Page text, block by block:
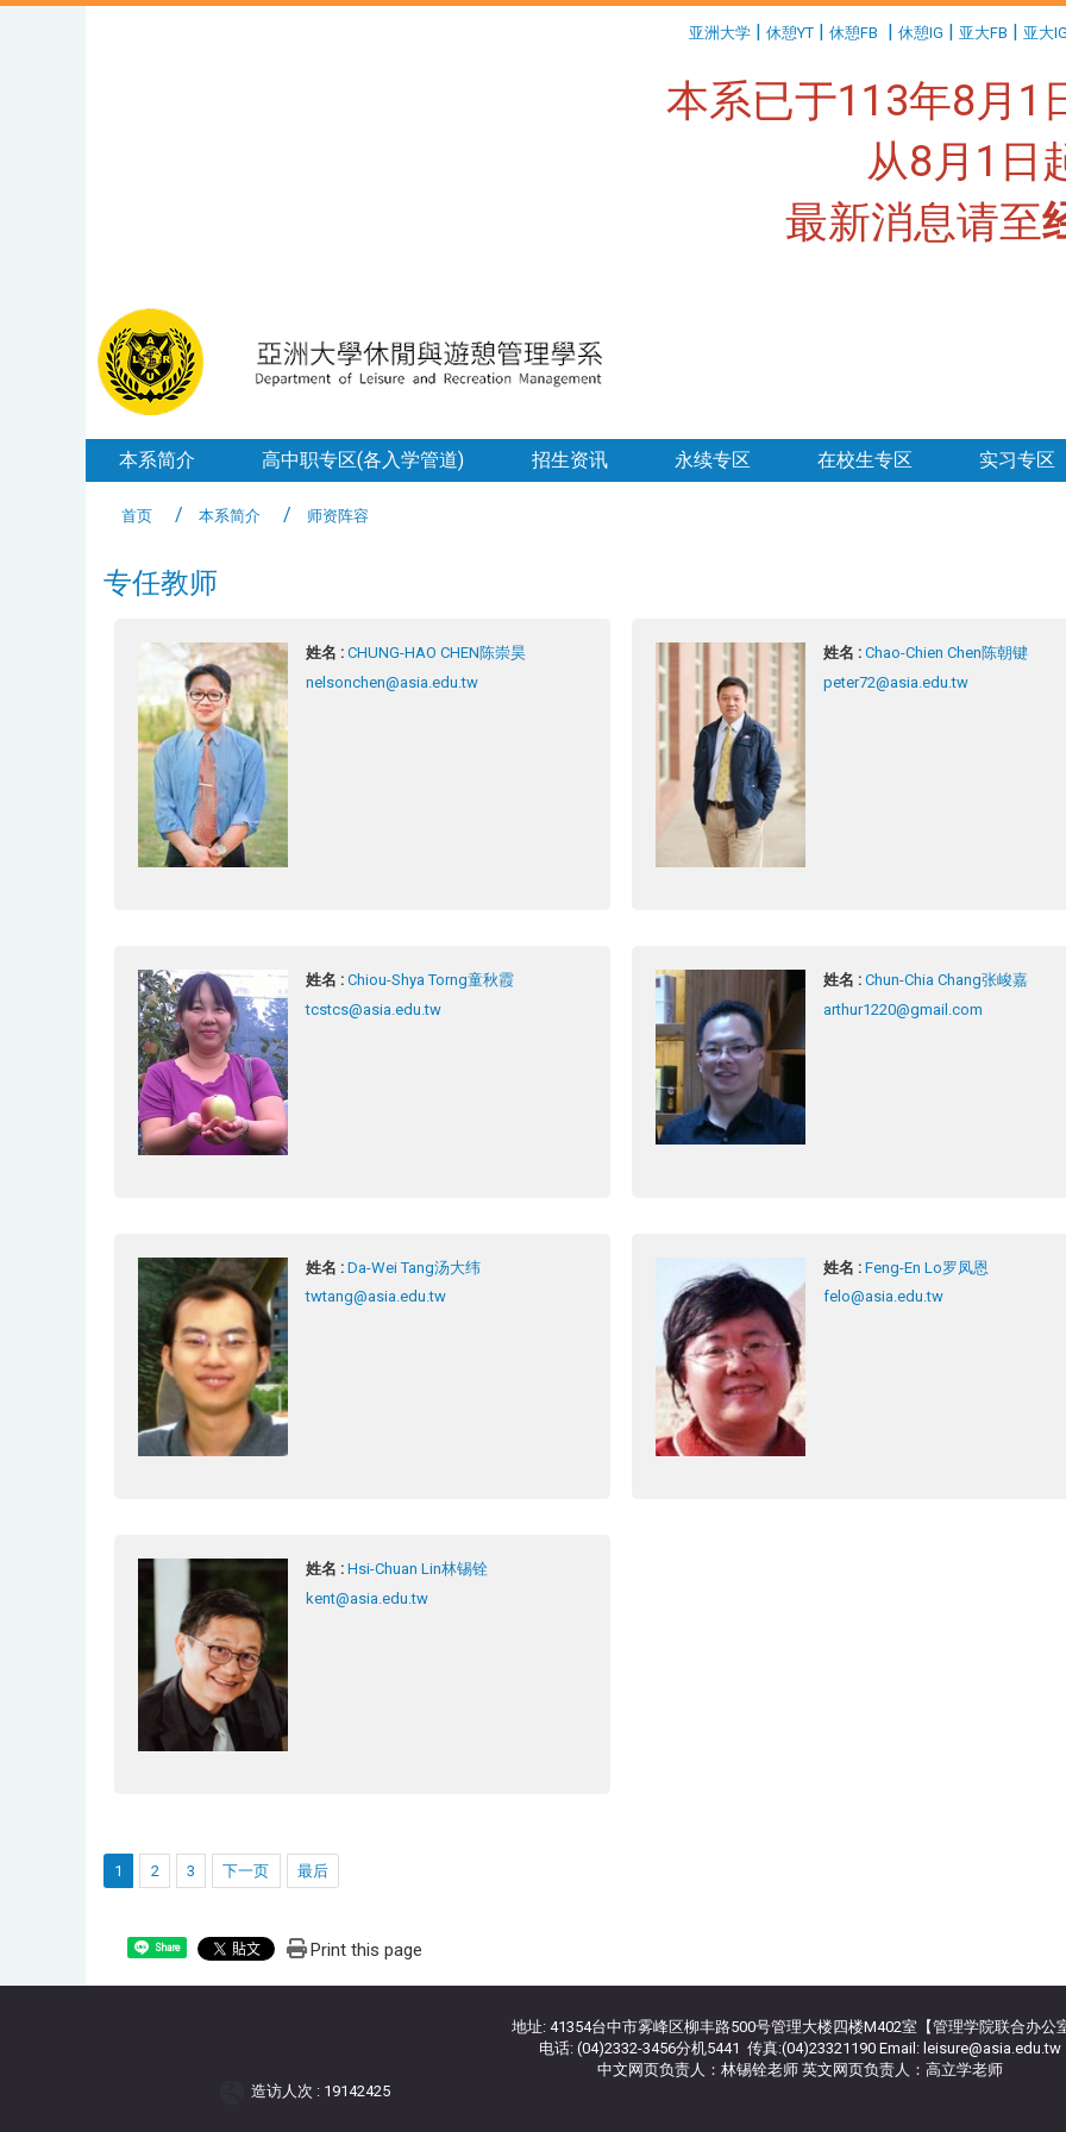
亚洲大学 | 休憩YT | 休憩FB | 休憩IG | 亚大FB | 亚大
本系已于113年8月1
从8月1日
最新消息请至
本系简介 高中职专区(各入学管道) 招生资讯 永续专区 在校生专区 实习专区
首页 本系简介 师资阵容
专任教师
姓名 : CHUNG-HAO CHEN陈崇昊
nelsonchen@asia.edu.tw
姓名 : Chao-Chien Chen陈朝键
peter72@asia.edu.tw
姓名 : Chiou-Shya Torng童秋霞
tcstcs@asia.edu.tw
姓名 : Chun-Chia Chang张峻嘉
arthur1220@gmail.com
姓名 : Da-Wei Tang汤大纬
twtang@asia.edu.tw
姓名 : Feng-En Lo罗凤恩
felo@asia.edu.tw
姓名 : Hsi-Chuan Lin林锡铨
kent@asia.edu.tw
1 2 3 下一页 最后
Share Print this page
地址: 41354台中市雾峰区柳丰路500号管理大楼四楼M402室【管理学院联合办公
电话: (04)2332-3456分机5441 传真:(04)23321190 Email: leisure@asia.edu.tw
中文网页负责人：林锡铨老师 英文网页负责人：高立学老师
造访人次 : 19142425